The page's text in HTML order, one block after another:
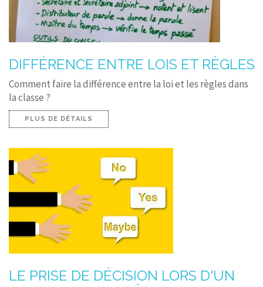
DIFFÉRENCE ENTRE LOIS ET RÈGLES
Comment faire la différence entre la loi et les règles dans
la classe ?
PLUS DE DÉTAILS
LE PRISE DE DÉCISION LORS D'UN